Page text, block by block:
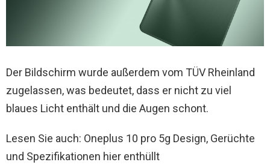
Der Bildschirm wurde außerdem vom TÜV Rheinland
zugelassen, was bedeutet, dass er nicht zu viel
blaues Licht enthält und die Augen schont.
Lesen Sie auch: Oneplus 10 pro 5g Design, Gerüchte
und Spezifikationen hier enthüllt